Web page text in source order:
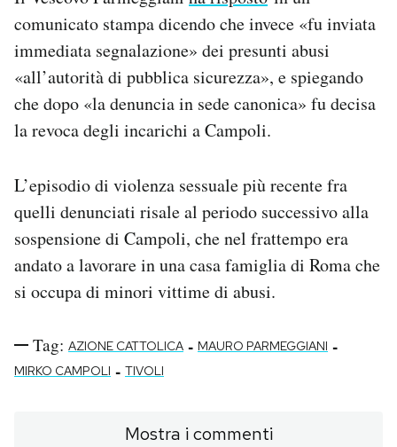
comunicato stampa dicendo che invece «fu inviata
immediata segnalazione» dei presunti abusi
«all’autorità di pubblica sicurezza», e spiegando
che dopo «la denuncia in sede canonica» fu decisa
la revoca degli incarichi a Campoli.
L’episodio di violenza sessuale più recente fra
quelli denunciati risale al periodo successivo alla
sospensione di Campoli, che nel frattempo era
andato a lavorare in una casa famiglia di Roma che
si occupa di minori vittime di abusi.
Tag: AZIONE CATTOLICA - MAURO PARMEGGIANI -
MIRKO CAMPOLI - TIVOLI
Mostra i commenti